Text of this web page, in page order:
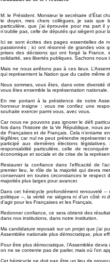
M. le Président. Monsieur le secrétaire d’État
le doyen, mes chers collègues, je sais que
particulière, que j’ai éprouvée pour ma part il
n’oublie pas, celle de députés qui siègent pour
Ici se sont écrites des pages essentielles de
passionnés ; ici ont résonné de grandes voix
prises des décisions qui ont forgé la France,
solidarité, ses libertés publiques. Sachons nous
Mais ne nous arrêtons pas à ces lieux.
qui représentent la Nation que du cadre même
Nous sommes, vous êtes, dans votre diversité
vous êtes ensemble la représentation nationale.
En me portant à la présidence de notre
honneur insigne ; vous me confiez une
souhaite exercer parmi vous, avec vous.
Car nous ne pouvons pas ignorer le défi
fois dans l’histoire de la Ve République, nous
de Françaises et de Français. Cela n’entame
légiférer, car nul ne peut prétendre représenter
participé aux dernières élections
responsabilité particulière, celle de
économique et sociale et de crise de la
Restaurer la confiance dans l’efficacité de
premier lieu, le rôle de la majorité qui devra
conservant en toutes circonstances le respect
majorités plus larges pour avancer.
Dans cet hémicycle profondément renouvelé
politique –, la vérité ne siégera ni d’un côté ni
d’agir pour les Françaises et les Français.
Redonner confiance, ce sera obtenir des
dans nos institutions, dans notre institution.
Ma candidature reposait sur un projet que j’ai
Assemblée nationale plus démocratique, plus
Pour être plus démocratique, l’Assemblée
on ne se contente pas de parler, mais où l’on
Cet hémicycle ne doit pas être un lieu de